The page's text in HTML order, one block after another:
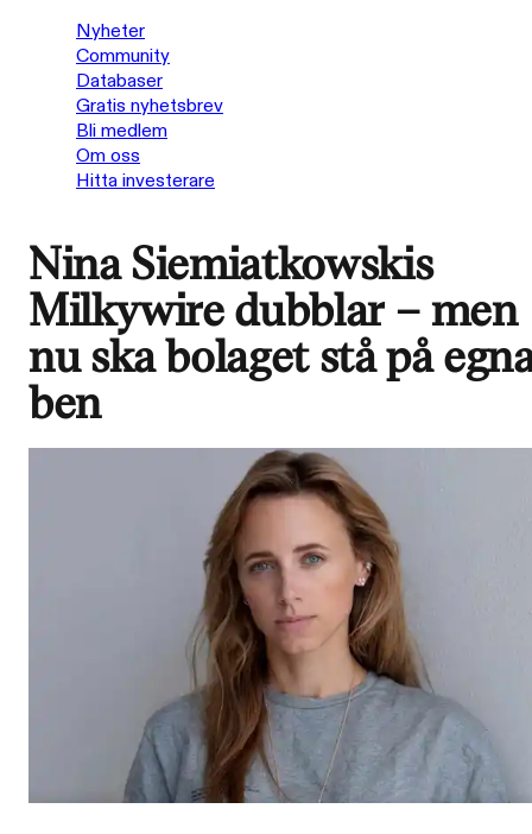
Nyheter
Community
Databaser
Gratis nyhetsbrev
Bli medlem
Om oss
Hitta investerare
Nina Siemiatkowskis
Milkywire dubblar – men
nu ska bolaget stå på
ben